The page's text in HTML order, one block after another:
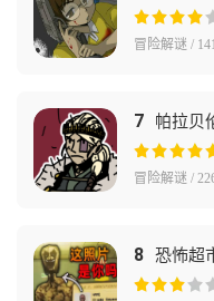
冒险解谜 /
7 帕拉贝
冒险解谜 /
8 恐怖超